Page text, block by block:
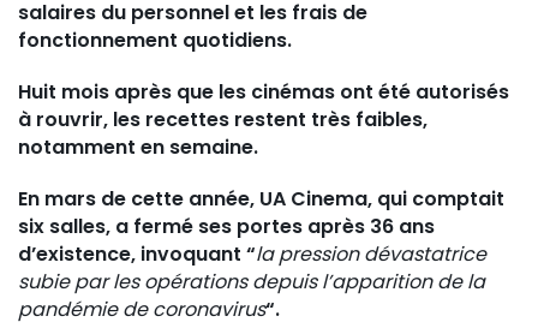
salaires du personnel et les frais de
fonctionnement quotidiens.
Huit mois après que les cinémas ont été autorisés
à rouvrir, les recettes restent très faibles,
notamment en semaine.
En mars de cette année, UA Cinema, qui comptait
six salles, a fermé ses portes après 36 ans
d’existence, invoquant “la pression dévastatrice
subie par les opérations depuis l’apparition de la
pandémie de coronavirus“.